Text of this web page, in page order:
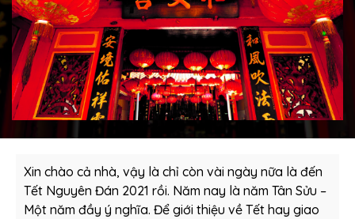
Xin chào cả nhà, vậy là chỉ còn vài ngày nữa là đến
Tết Nguyên Đán 2021 rồi. Năm nay là năm Tân Sửu –
Một năm đầy ý nghĩa. Để giới thiệu về Tết hay giao